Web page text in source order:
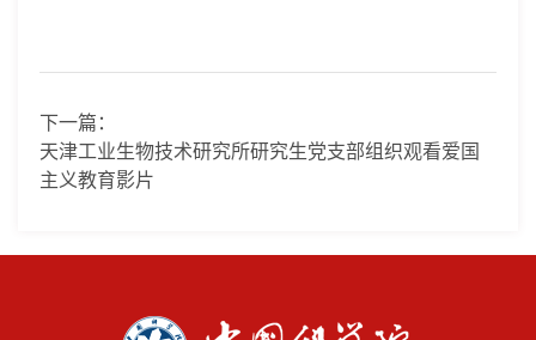
下一篇：
天津工业生物技术研究所研究生党支部组织观看爱国
主义教育影片